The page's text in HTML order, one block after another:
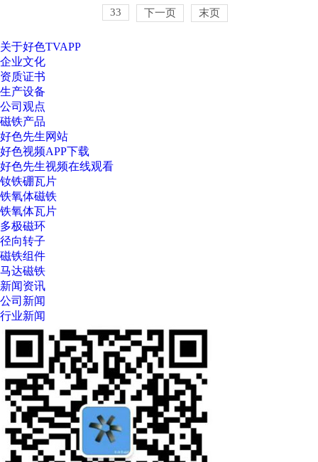
33 下一页 末页
关于好色TVAPP
企业文化
资质证书
生产设备
公司观点
磁铁产品
好色先生网站
好色视频APP下载
好色先生视频在线观看
钕铁硼瓦片
铁氧体磁铁
铁氧体瓦片
多极磁环
径向转子
磁铁组件
马达磁铁
新闻资讯
公司新闻
行业新闻